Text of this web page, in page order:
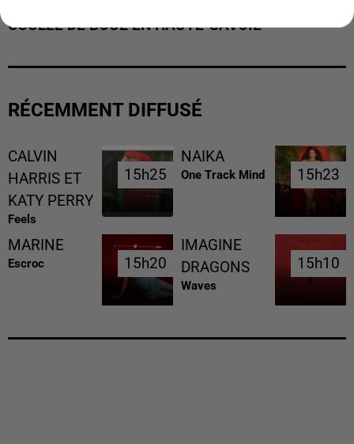
COULÉE DE BOUE EN HAUTE-SAVOIE
RÉCEMMENT DIFFUSÉ
CALVIN
HARRIS ET
KATY PERRY
Feels
15h25
15h25
NAIKA
One Track Mind 15h23
15h23
MARINE
Escroc 15h20
15h20
IMAGINE
DRAGONS
Waves
15h10
15h10